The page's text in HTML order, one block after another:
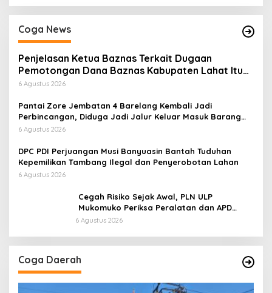
Coga News
Penjelasan Ketua Baznas Terkait Dugaan
Pemotongan Dana Baznas Kabupaten Lahat Itu
Tidak Benar
6 Agustus 2026
Pantai Zore Jembatan 4 Barelang Kembali Jadi
Perbincangan, Diduga Jadi Jalur Keluar Masuk Barang
Tanpa Dokumen Kepabeanan, Nama Berinisial WL
di Kawasan Pesisir
6 Agustus 2026
DPC PDI Perjuangan Musi Banyuasin Bantah Tuduhan
Kepemilikan Tambang Ilegal dan Penyerobotan Lahan
6 Agustus 2026
Cegah Risiko Sejak Awal, PLN ULP
Mukomuko Periksa Peralatan dan APD
Petugas secara Rutin
6 Agustus 2026
Coga Daerah